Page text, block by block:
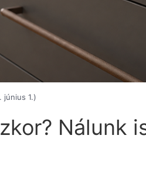
június 1.)
Nálunk